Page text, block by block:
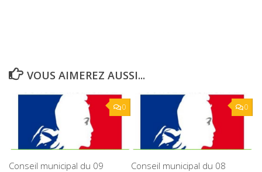
VOUS AIMEREZ AUSSI...
0
Conseil municipal du 09
0
Conseil municipal du 08